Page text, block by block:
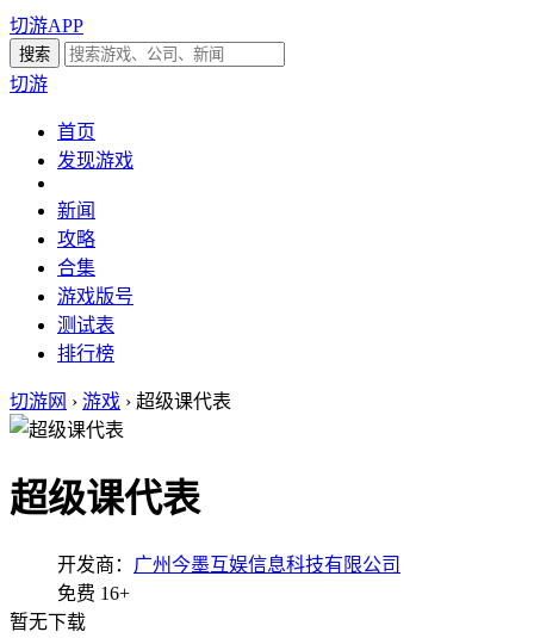
切游APP
切游
首页
发现游戏
新闻
攻略
合集
游戏版号
测试表
排行榜
切游网 › 游戏 › 超级课代表
超级课代表
开发商： 广州今墨互娱信息科技有限公司
免费 16+
暂无下载